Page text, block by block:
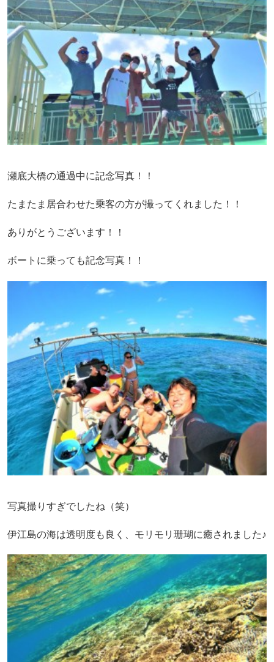
瀬底大橋の通過中に記念写真！！
たまたま居合わせた乗客の方が撮ってくれました！！
ありがとうございます！！
ボートに乗っても記念写真！！
写真撮りすぎでしたね（笑）
伊江島の海は透明度も良く、モリモリ珊瑚に癒されました♪